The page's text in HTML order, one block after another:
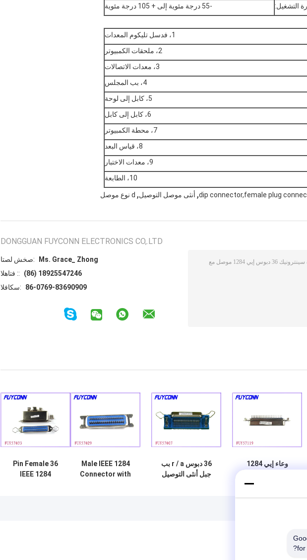
التشغيل:
-55 درجة مئوية إلى + 105 درجة مئوية
1، فدسل تليكوم المعدات
2، ملحقات الكمبيوتر
3، معدات الاتصالات
4، بب المجلس
5، كابل إلى لوحة
6، كابل إلى كابل
7، محطة الكمبيوتر
8، قياس البعد
9، معدات الاختبار
10، الطابعة
dip connector,female plug
, أنثى موصل التوصيل, d نوع موصل
DONGGUAN FUYCONN ELECTRONICS CO,.LTD
اتصل شخص:
Ms. Grace_ Zhong
الهاتف ::
(86) 18925547246
الفاكس:
86-0769-83690909
وعاء إيي 1284
أنثى سينترونيك بب
36 دبوس r / a بب
جبل أنثى التوصيل
Male IEEE 1284
Connector with
36 Pin Female
IEEE 1284
for?